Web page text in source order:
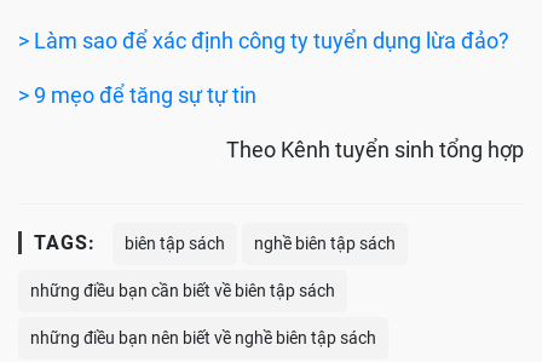
> Làm sao để xác định công ty tuyển dụng lừa đảo?
> 9 mẹo để tăng sự tự tin
Theo Kênh tuyển sinh tổng hợp
TAGS: biên tập sách nghề biên tập sách
những điều bạn cần biết về biên tập sách
những điều bạn nên biết về nghề biên tập sách